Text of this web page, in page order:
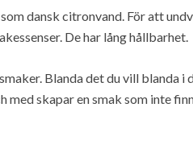
dansk citronvand. För att
De har lång hållbarhet.
Blanda det du vill blanda i
skapar en smak som inte